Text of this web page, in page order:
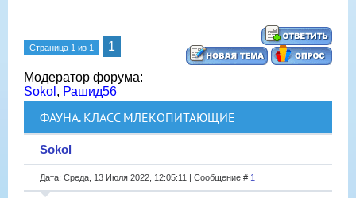
Страница 1 из 1 1
Модератор форума:
Sokol , Рашид56
ФАУНА. КЛАСС МЛЕКОПИТАЮЩИЕ
Sokol
Дата: Среда, 13 Июля 2022, 12:05:11 | Сообщение # 1